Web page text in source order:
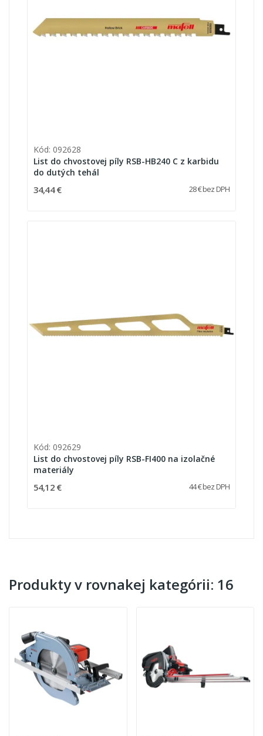
Kód: 092628
List do chvostovej píly RSB-HB240 C z karbidu
do dutých tehál
34,44 € 28 € bez DPH
Kód: 092629
List do chvostovej píly RSB-FI400 na izolačné
materiály
54,12 € 44 € bez DPH
Produkty v rovnakej kategórii: 16